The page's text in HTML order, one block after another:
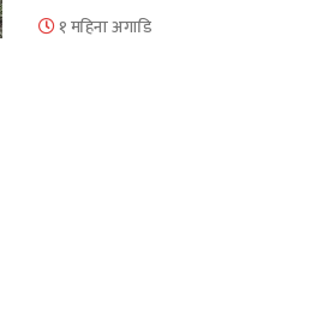
१ महिना अगाडि